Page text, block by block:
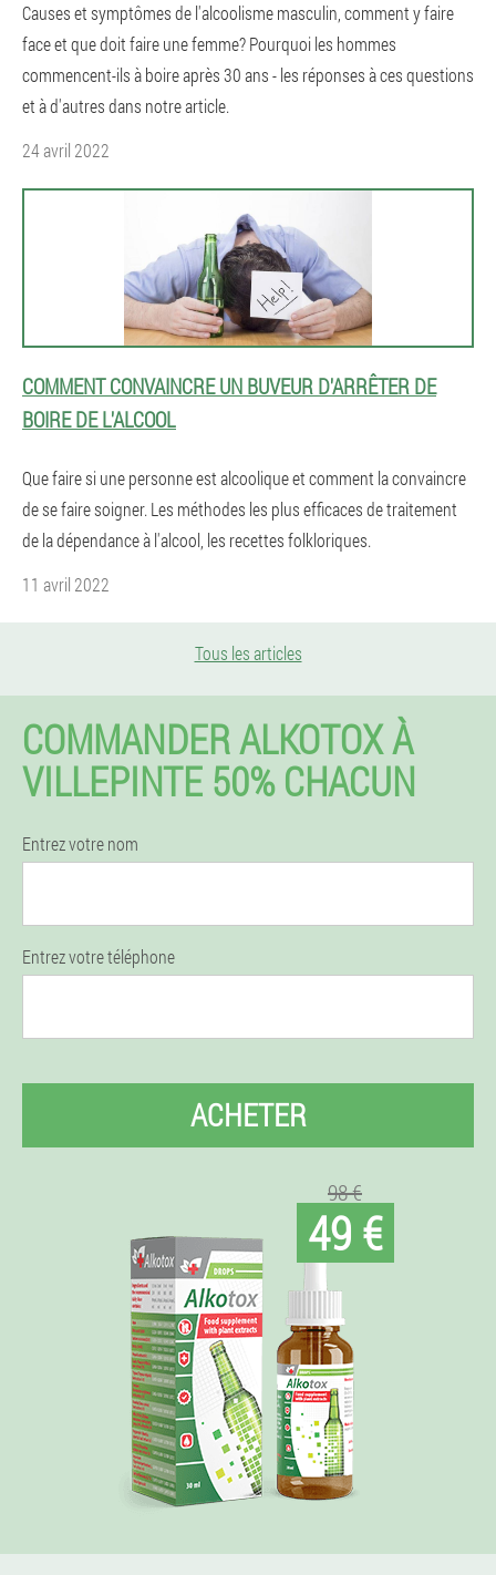
Causes et symptômes de l'alcoolisme masculin, comment y faire
face et que doit faire une femme? Pourquoi les hommes
commencent-ils à boire après 30 ans - les réponses à ces questions
et à d'autres dans notre article.
24 avril 2022
COMMENT CONVAINCRE UN BUVEUR D'ARRÊTER DE
BOIRE DE L'ALCOOL
Que faire si une personne est alcoolique et comment la convaincre
de se faire soigner. Les méthodes les plus efficaces de traitement
de la dépendance à l'alcool, les recettes folkloriques.
11 avril 2022
Tous les articles
COMMANDER ALKOTOX À
VILLEPINTE 50% CHACUN
Entrez votre nom
Entrez votre téléphone
ACHETER
98 €
49 €